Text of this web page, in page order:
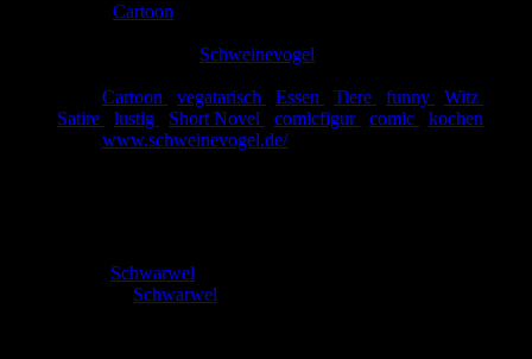
Cartoon
Schweinevogel
Cartoon vegatarisch Essen Tiere funny Witz
Satire
lustig Short Novel comicfigur comic
kochen
www.schweinevogel.de/
Schwarwel
Schwarwel